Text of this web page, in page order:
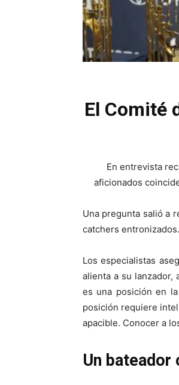
El Comité
En entrevista
aficionados
Una pregunta salió a
catchers entronizados.
Los especialistas
alienta a su
es una posición en la
posición requiere
apacible. Conocer a
Un